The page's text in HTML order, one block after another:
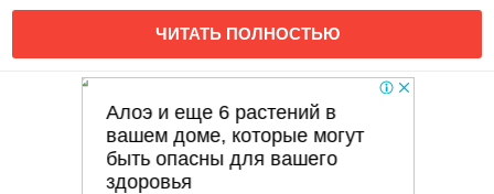
ЧИТАТЬ ПОЛНОСТЬЮ